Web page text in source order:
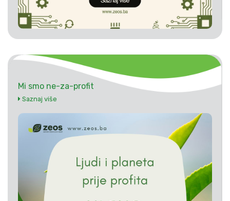
Mi smo ne-za-profit
Saznaj više